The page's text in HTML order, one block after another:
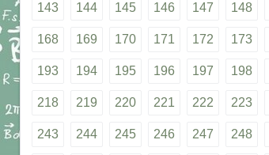
143 144 145 146 147 148
168 169 170 171 172 173
193 194 195 196 197 198
218 219 220 221 222 223
243 244 245 246 247 248